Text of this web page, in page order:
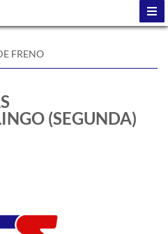
FRENO
(SEGUNDA)